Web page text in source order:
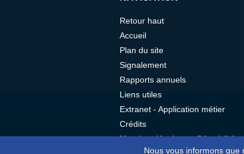
Retour haut
Accueil
Plan du site
Signalement
Rapports annuels
Liens utiles
Extranet - Application métier
Crédits
Mentions légale, confidentialités
gestion des données
Nous vous informons que